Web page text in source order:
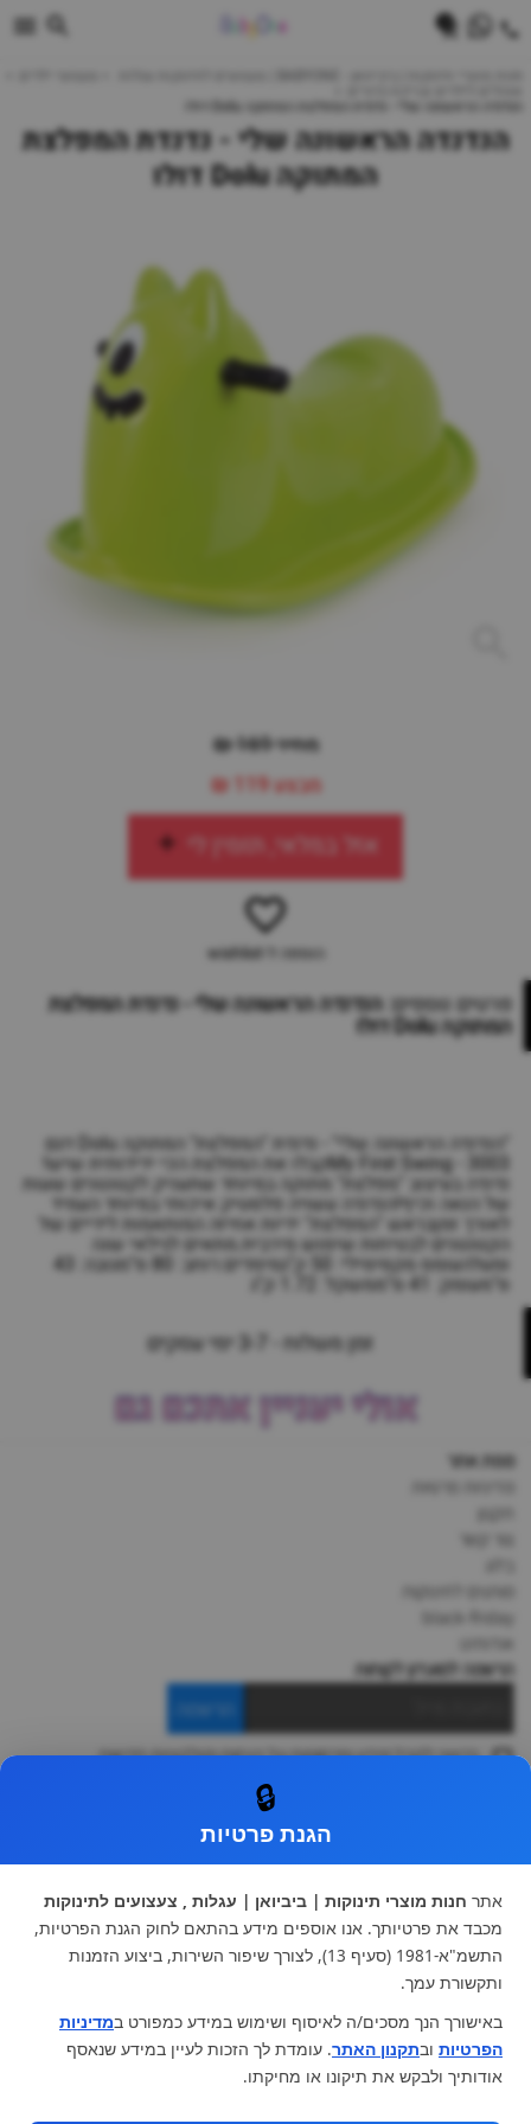
הנדנדה הראשונה שלי - נדנדת המפלצת המתוקה Dolu דולו
הנדנדה הראשונה שלי - נדנדת המפלצת
המתוקה Dolu דולו
מחיר 169 ₪
מבצע119 ₪
אזל במלאי, תזמין לי
הוספה ל-wishlist
פרטים נוספים:הנדנדה הראשונה שלי - נדנדת המפלצת
המתוקה Dolu דולו
"הנדנדה הראשונה שלי" - נדנדת "המפלצת" המתוקה Dolu דגם
My First Swing - 3003קבלו את המפלצת הכי ידידותית שיש!
נדנדה בעיצוב "מפלצת" מתוקה במיוחד שתעניק לקטנטנים שעות
של הנאה וכיף!הנדנדה עשויה פלסטיק איכותי במיוחד העמיד
לאורך זמןבראש "המפלצת" ידיות אחיזה המותאמות לידיים של
הקטנטנים לבטיחות שימוש מירבית.מתאים לגילאי שנה
ומעלהעומס מקסימילי: 50 ק"גמימדים:רוחב: 80 ס"מגובה: 43
ס"מעומק: 41 ס"ממשקל: 1.72 ק"ג
זמן משלוח - 3-7 ימי עסקים
אולי יעניין אתכם גם
מפת אתר
צור קשר
מותגים לתינוקות
black-friday
אודותינו
הרשמה למועדון לקוחות
הרשמה
ברצוני לקבל מידע ופרסומות על הנחות וקולקציות חדשות
עגלות וטיולונים
כיסא בטיחות ואביזרים
ריהוט לתינוקות
מצעים למיטת תינוק וטקסטיל
צעצועי ילדים
על גלגלים
הנקה והאכלה
מוצרי אמבטיה
מוזמנים לבקר אותנו:
🔒
הגנת פרטיות
אתר חנות מוצרי תינוקות | ביביואן | עגלות , צעצועים לתינוקות
מכבד את פרטיותך. אנו אוספים מידע בהתאם לחוק הגנת הפרטיות,
התשמ"א-1981 (סעיף 13), לצורך שיפור השירות, ביצוע הזמנות
ותקשורת עמך.
באישורך הנך מסכים/ה לאיסוף ושימוש במידע כמפורט במדיניות
הפרטיות ובתקנון האתר. עומדת לך הזכות לעיין במידע שנאסף
אודותיך ולבקש את תיקונו או מחיקתו.